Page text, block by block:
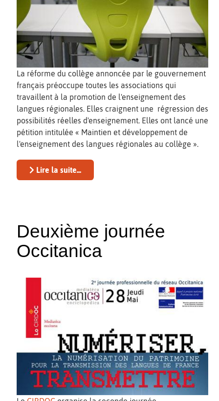
La réforme du collège annoncée par le gouvernement
français préoccupe toutes les associations qui
travaillent à la promotion de l'enseignement des
langues régionales. Elles craignent une régression des
possibilités réelles d'enseignement. Elles ont lancé une
pétition intitulée « Maintien et développement de
l'enseignement des langues régionales au collège ».
Lire la suite...
Deuxième journée
Occitanica